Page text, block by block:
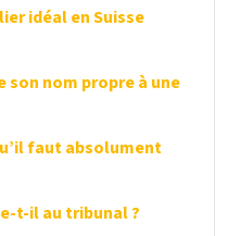
idéal en Suisse
son nom propre à une
faut absolument
t-il au tribunal ?